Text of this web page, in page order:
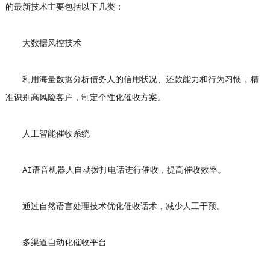
的最新技术主要包括以下几类：
大数据风控技术
利用海量数据分析债务人的信用状况、还款能力和行为习惯，精
准识别高风险客户，制定个性化催收方案。
人工智能催收系统
AI语音机器人自动拨打电话进行催收，提高催收效率。
通过自然语言处理技术优化催收话术，减少人工干预。
多渠道自动化催收平台